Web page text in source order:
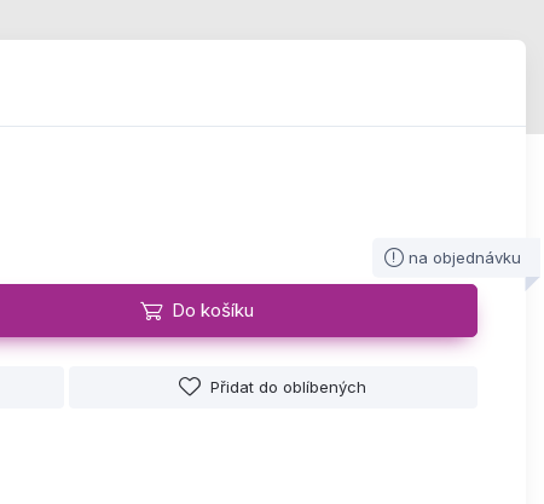
na objednávku
Do košíku
Přidat do oblíbených